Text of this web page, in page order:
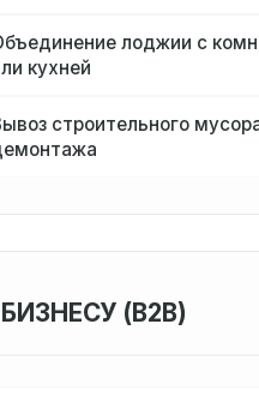
лоджии с
кухней
строительного
БИЗНЕСУ (B2B)